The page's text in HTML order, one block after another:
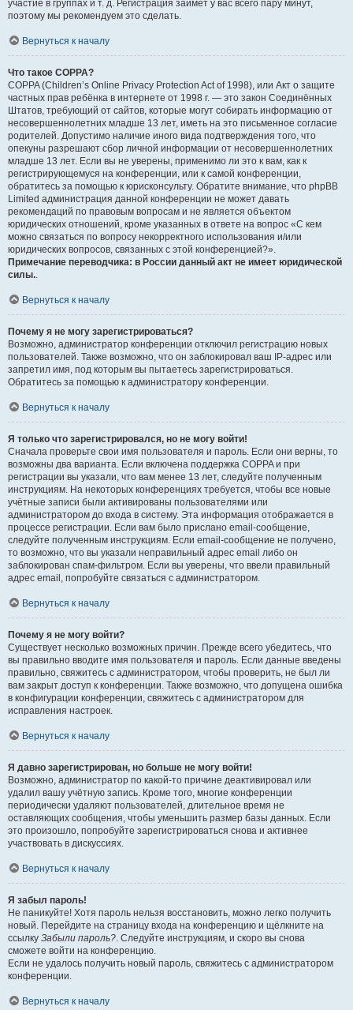
участие в группах и т. д. Регистрация займёт у вас всего пару минут,
поэтому мы рекомендуем это сделать.
Вернуться к началу
Что такое COPPA?
COPPA (Children’s Online Privacy Protection Act of 1998), или Акт о защите
частных прав ребёнка в интернете от 1998 г. — это закон Соединённых
Штатов, требующий от сайтов, которые могут собирать информацию от
несовершеннолетних младше 13 лет, иметь на это письменное согласие
родителей. Допустимо наличие иного вида подтверждения того, что
опекуны разрешают сбор личной информации от несовершеннолетних
младше 13 лет. Если вы не уверены, применимо ли это к вам, как к
регистрирующемуся на конференции, или к самой конференции,
обратитесь за помощью к юрисконсульту. Обратите внимание, что phpBB
Limited администрация данной конференции не может давать
рекомендаций по правовым вопросам и не является объектом
юридических отношений, кроме указанных в ответе на вопрос «С кем
можно связаться по вопросу некорректного использования и/или
юридических вопросов, связанных с этой конференцией?».
Примечание переводчика: в России данный акт не имеет юридической
силы..
Вернуться к началу
Почему я не могу зарегистрироваться?
Возможно, администратор конференции отключил регистрацию новых
пользователей. Также возможно, что он заблокировал ваш IP-адрес или
запретил имя, под которым вы пытаетесь зарегистрироваться.
Обратитесь за помощью к администратору конференции.
Вернуться к началу
Я только что зарегистрировался, но не могу войти!
Сначала проверьте свои имя пользователя и пароль. Если они верны, то
возможны два варианта. Если включена поддержка COPPA и при
регистрации вы указали, что вам менее 13 лет, следуйте полученным
инструкциям. На некоторых конференциях требуется, чтобы все новые
учётные записи были активированы пользователями или
администратором до входа в систему. Эта информация отображается в
процессе регистрации. Если вам было прислано email-сообщение,
следуйте полученным инструкциям. Если email-сообщение не получено,
то возможно, что вы указали неправильный адрес email либо он
заблокирован спам-фильтром. Если вы уверены, что ввели правильный
адрес email, попробуйте связаться с администратором.
Вернуться к началу
Почему я не могу войти?
Существует несколько возможных причин. Прежде всего убедитесь, что
вы правильно вводите имя пользователя и пароль. Если данные введены
правильно, свяжитесь с администратором, чтобы проверить, не был ли
вам закрыт доступ к конференции. Также возможно, что допущена ошибка
в конфигурации конференции, свяжитесь с администратором для
исправления настроек.
Вернуться к началу
Я давно зарегистрирован, но больше не могу войти!
Возможно, администратор по какой-то причине деактивировал или
удалил вашу учётную запись. Кроме того, многие конференции
периодически удаляют пользователей, длительное время не
оставляющих сообщения, чтобы уменьшить размер базы данных. Если
это произошло, попробуйте зарегистрироваться снова и активнее
участвовать в дискуссиях.
Вернуться к началу
Я забыл пароль!
Не паникуйте! Хотя пароль нельзя восстановить, можно легко получить
новый. Перейдите на страницу входа на конференцию и щёлкните на
ссылку Забыли пароль?. Следуйте инструкциям, и скоро вы снова
сможете войти на конференцию.
Если не удалось получить новый пароль, свяжитесь с администратором
конференции.
Вернуться к началу